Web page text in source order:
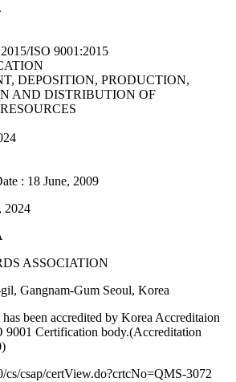
ISO 9001:2015
DEPOSITION, PRODUCTION,
AND DISTRIBUTION OF
: 18 June, 2009
2024
ASSOCIATION
Gangnam-Gum Seoul, Korea
been accredited by Korea Accreditaion
Certification body.(Accreditation
cs/csap/certView.do?crtcNo=QMS-3072